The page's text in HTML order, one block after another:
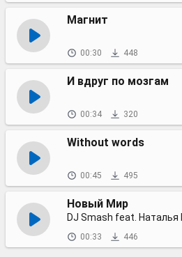
Магнит
00:30 448
И вдруг по мозгам
00:34 320
Without words
00:45 495
Новый Мир
DJ Smash feat. Наталья
00:33 446